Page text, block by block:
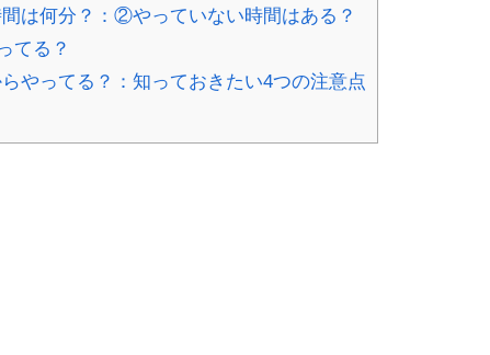
は何分？：②やっていない時間はある？
てる？
やってる？：知っておきたい4つの注意点